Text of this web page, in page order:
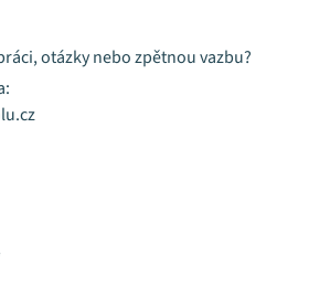
otázky nebo zpětnou vazbu?